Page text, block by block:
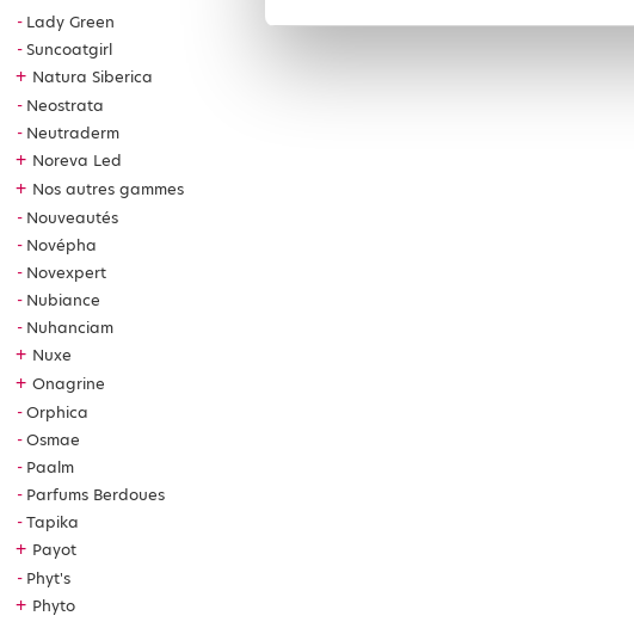
Lady Green
Suncoatgirl
+ Natura Siberica
Neostrata
Neutraderm
+ Noreva Led
+ Nos autres gammes
Nouveautés
Novépha
Novexpert
Nubiance
Nuhanciam
+ Nuxe
+ Onagrine
Orphica
Osmae
Paalm
Parfums Berdoues
Tapika
+ Payot
Phyt's
+ Phyto